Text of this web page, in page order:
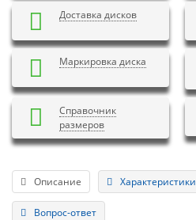
Доставка дисков
Маркировка диска
Справочник
размеров
Описание Характеристики
Вопрос-ответ